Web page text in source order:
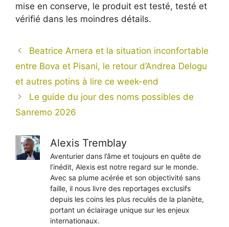
mise en conserve, le produit est testé, testé et
vérifié dans les moindres détails.
Beatrice Arnera et la situation inconfortable
entre Bova et Pisani, le retour d’Andrea Delogu
et autres potins à lire ce week-end
Le guide du jour des noms possibles de
Sanremo 2026
Alexis Tremblay
Aventurier dans l’âme et toujours en quête de
l’inédit, Alexis est notre regard sur le monde.
Avec sa plume acérée et son objectivité sans
faille, il nous livre des reportages exclusifs
depuis les coins les plus reculés de la planète,
portant un éclairage unique sur les enjeux
internationaux.